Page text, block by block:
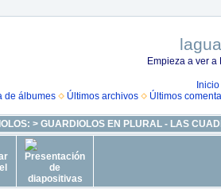
Empieza a ver
Inicio
de álbumes
Últimos archivos Últimos
> GUARDIOLOS EN PLURAL - LAS